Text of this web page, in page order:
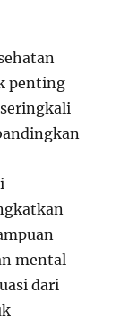
penting
mental
dari